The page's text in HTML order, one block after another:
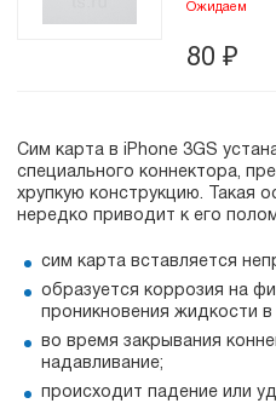
Ожидаем
80 ₽
Сим карта в iPhone 3GS
специального коннектора,
хрупкую конструкцию. Такая
нередко приводит к его
сим карта вставляется
образуется коррозия на
проникновения жидкости в
во время закрывания
надавливание;
происходит падение или